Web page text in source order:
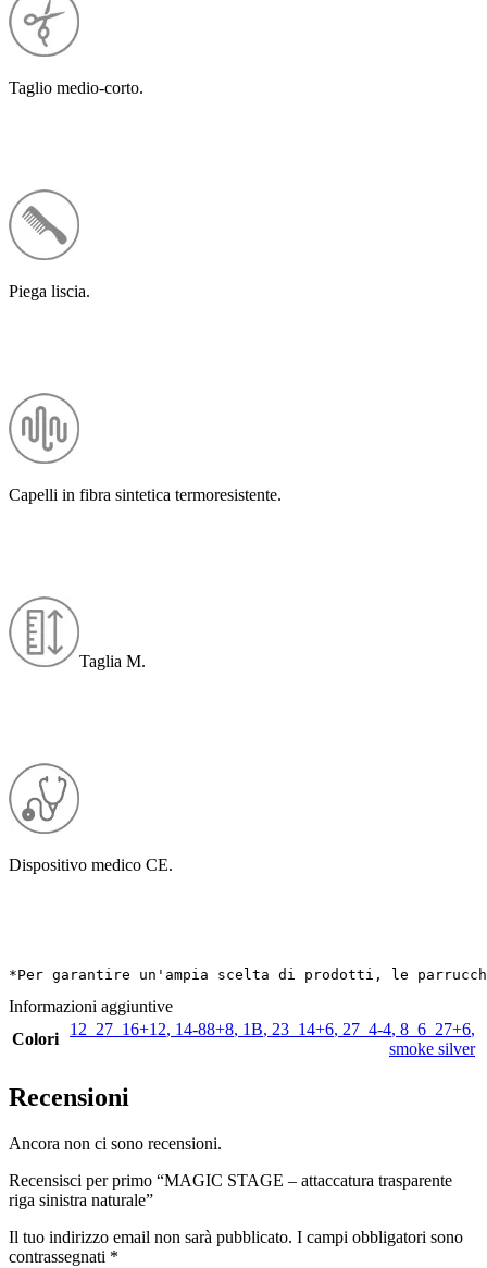
Taglio medio-corto.
Piega liscia.
Capelli in fibra sintetica termoresistente.
Taglia M.
Dispositivo medico CE.
*Per garantire un'ampia scelta di prodotti, le
Informazioni aggiuntive
Colori
12_27_16+12, 14-88+8, 1B, 23_14+6, 27_4-4, 8_6_27+6,
smoke silver
Recensioni
Ancora non ci sono recensioni.
Recensisci per primo “MAGIC STAGE – attaccatura trasparente
riga sinistra naturale”
Il tuo indirizzo email non sarà pubblicato. I campi obbligatori sono
contrassegnati *